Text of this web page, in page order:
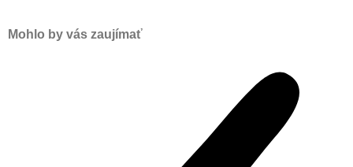
Mohlo by vás zaujímať